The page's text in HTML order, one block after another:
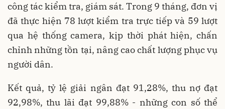
công tác kiểm tra, giám sát. Trong 9 tháng, đơn vị
đã thực hiện 78 lượt kiểm tra trực tiếp và 59 lượt
qua hệ thống camera, kịp thời phát hiện, chấn
chỉnh những tồn tại, nâng cao chất lượng phục vụ
người dân.
Kết quả, tỷ lệ giải ngân đạt 91,28%, thu nợ đạt
92,98%, thu lãi đạt 99,88% - những con số thể